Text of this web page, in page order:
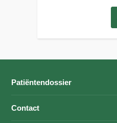
Patiëntendossier
Contact